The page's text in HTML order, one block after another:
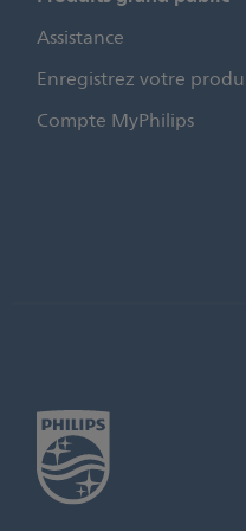
Assistance
Enregistrez votre
Compte MyPhilips